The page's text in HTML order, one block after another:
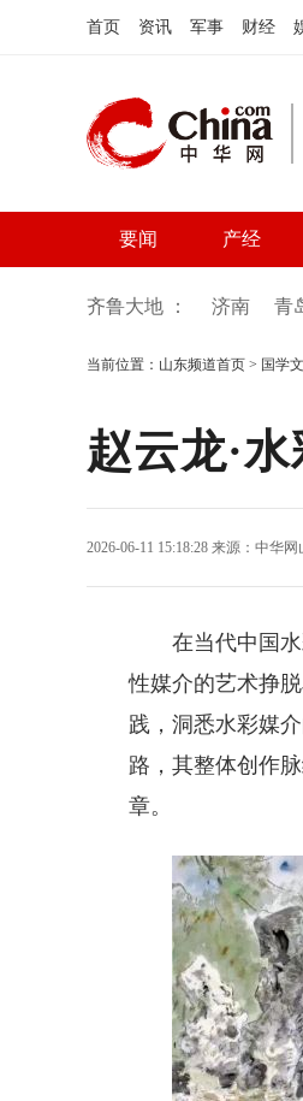
首页 资讯 军事 财经
要闻 产经
齐鲁大地 ： 济南 青
当前位置： 山东频道首页 > 国学
赵云龙·
2026-06-11 15:18:28 来源： 中华网
在当代中国水
性媒介的艺术挣
践，洞悉水彩媒
路，其整体创作
章。